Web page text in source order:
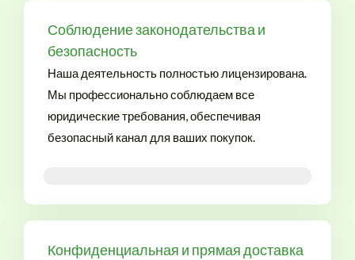
Соблюдение законодательства и
безопасность
Наша деятельность полностью лицензирована.
Мы профессионально соблюдаем все
юридические требования, обеспечивая
безопасный канал для ваших покупок.
Конфиденциальная и прямая доставка